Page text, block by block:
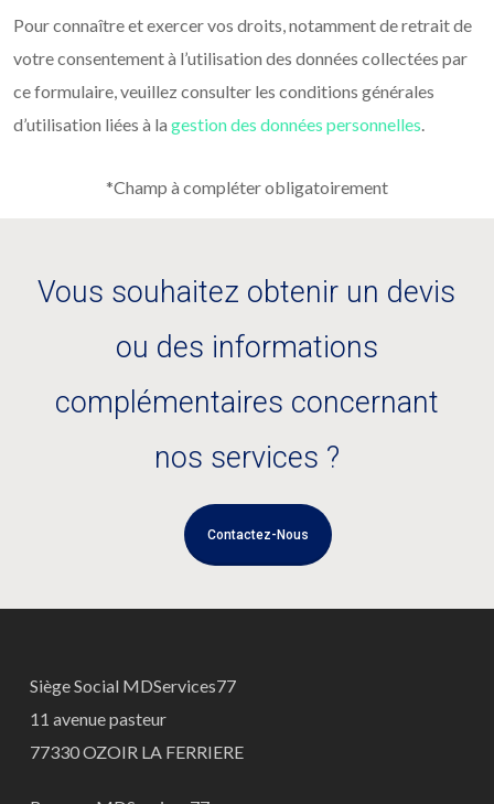
Pour connaître et exercer vos droits, notamment de retrait de
votre consentement à l’utilisation des données collectées par
ce formulaire, veuillez consulter les conditions générales
d’utilisation liées à lagestion des données personnelles.
*Champ à compléter obligatoirement
Vous souhaitez obtenir un devis
ou des informations
complémentaires concernant
nos services ?
Contactez-Nous
Siège Social MDServices77
11 avenue pasteur
77330 OZOIR LA FERRIERE